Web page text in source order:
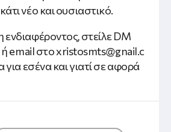
νέο και ουσιαστικό.
στείλε DM
email στοxristosmts@gnail.c
για εσένα και γιατί σε αφορά